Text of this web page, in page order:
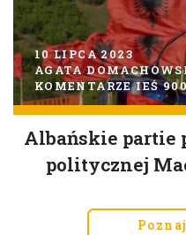
10 LIPCA 2023
AGATA
KOMENTARZE IEŚ
Albańskie partie
politycznej